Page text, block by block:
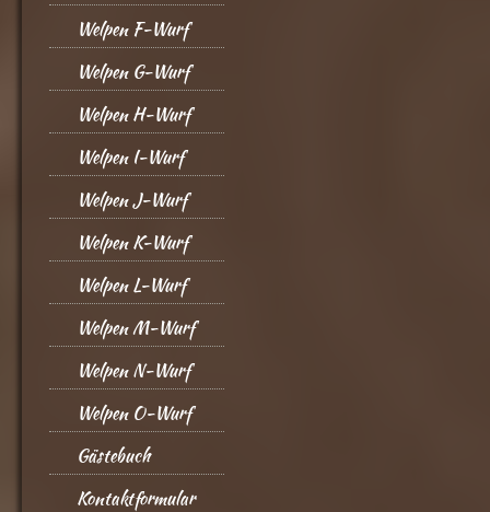
Welpen F-Wurf
Welpen G-Wurf
Welpen H-Wurf
Welpen I-Wurf
Welpen J-Wurf
Welpen K-Wurf
Welpen L-Wurf
Welpen M-Wurf
Welpen N-Wurf
Welpen O-Wurf
Gästebuch
Kontaktformular